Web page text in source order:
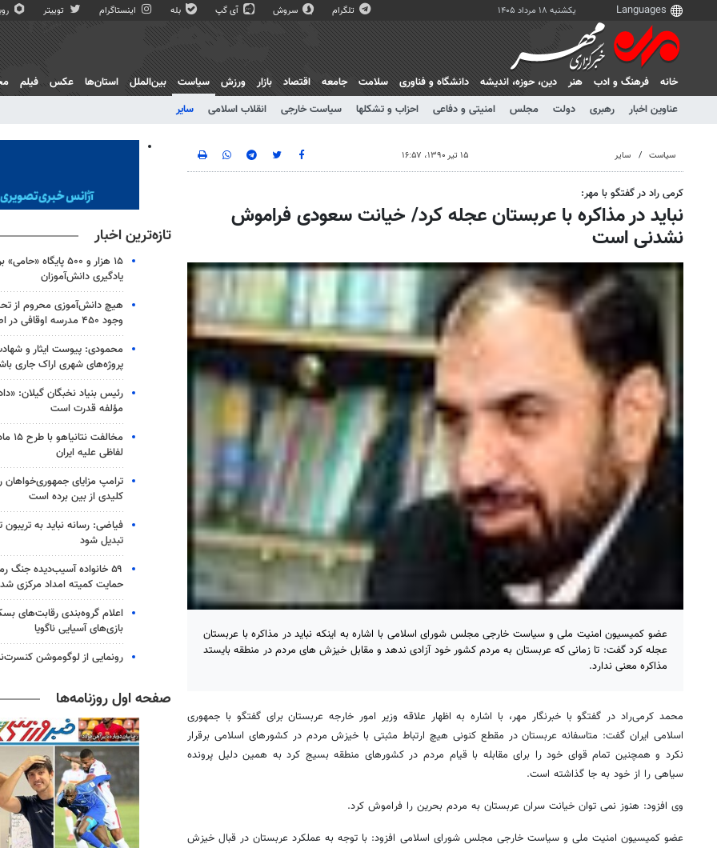
یکشنبه ۱۸ مرداد ۱۴۰۵ تلگرام سروش آی گپ بله اینستاگرام توییتر
خانه فرهنگ و ادب هنر دين، حوزه، انديشه دانشگاه و فناوری سلامت جامعه اقتصاد بازار ورزش
سیاست
عناوین اخبار
رهبری دولت مجلس امنیتی و دفاعی احزاب و تشکلها سیاست خارجی انقلاب اسلامی سایر
بین‌الملل استان‌ها عکس فیلم
سیاست سایر ۱۵ تیر ۱۳۹۰، ۱۶:۵۷
کرمی راد در گفتگو با مهر:
نباید در مذاکره با عربستان عجله کرد/ خیانت سعودی فراموش
نشدنی است
عضو کمیسیون امنیت ملی و سیاست خارجی مجلس شورای اسلامی با اشاره به اینکه نباید در مذاکره با عربستان
عجله کرد گفت: تا زمانی که عربستان به مردم کشور خود آزادی ندهد و مقابل خیزش های مردم در منطقه بایستد
مذاکره معنی ندارد.
محمد کرمی‌راد در گفتگو با خبرنگار مهر، با اشاره به اظهار علاقه وزیر امور خارجه عربستان برای گفتگو با جمهوری
اسلامی ایران گفت: متاسفانه عربستان در مقطع کنونی هیچ ارتباط مثبتی با خیزش مردم در کشورهای اسلامی برقرار
نکرد و همچنین تمام قوای خود را برای مقابله با قیام مردم در کشورهای منطقه بسیج کرد به همین دلیل پرونده
سیاهی را از خود به جا گذاشته است.
وی افزود: هنوز نمی توان خیانت سران عربستان به مردم بحرین را فراموش کرد.
عضو کمیسیون امنیت ملی و سیاست خارجی مجلس شورای اسلامی افزود: با توجه به عملکرد عربستان در قبال خیزش
تازه‌ترین اخبار
۱۵ هزار و ۵۰۰ پایگاه
یادگیری دانش‌آموزان
هیچ دانش‌آموزی محروم از
وجود ۴۵۰ مدرسه اوقافی در اصفهان
محمودی: پیوست ایثار و
پروژه‌های شهری اراک جاری
رئیس بنیاد نخبگان گیلان:
مؤلفه قدرت است
لفاظی علیه ایران
ترامپ مزایای جمهوری‌خواهان
کلیدی از بین برده است
فیاضی: رسانه نباید به
تبدیل شود
۵۹ خانواده آسیب‌دیده
حمایت کمیته امداد مرکزی
بازی‌های آسیایی ناگویا
رونمایی از لوگوموشن
صفحه اول روزنامه‌ها